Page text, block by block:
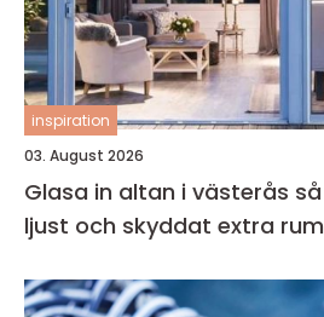
inspiration
03. August 2026
Glasa in altan i västerås så skapar du ett
ljust och skyddat extra rum